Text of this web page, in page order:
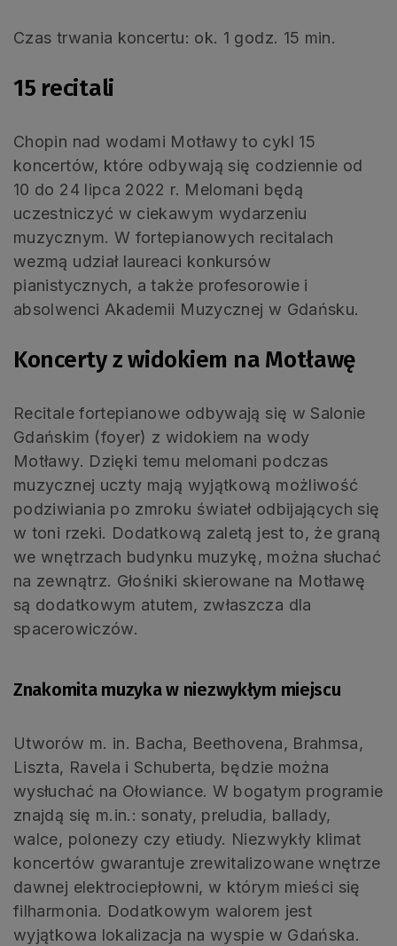
Czas trwania koncertu: ok. 1 godz. 15 min.
15 recitali
Chopin nad wodami Motławy to cykl 15
koncertów, które odbywają się codziennie od
10 do 24 lipca 2022 r. Melomani będą
uczestniczyć w ciekawym wydarzeniu
muzycznym. W fortepianowych recitalach
wezmą udział laureaci konkursów
pianistycznych, a także profesorowie i
absolwenci Akademii Muzycznej w Gdańsku.
Koncerty z widokiem na Motławę
Recitale fortepianowe odbywają się w Salonie
Gdańskim (foyer) z widokiem na wody
Motławy. Dzięki temu melomani podczas
muzycznej uczty mają wyjątkową możliwość
podziwiania po zmroku świateł odbijających się
w toni rzeki. Dodatkową zaletą jest to, że graną
we wnętrzach budynku muzykę, można słuchać
na zewnątrz. Głośniki skierowane na Motławę
są dodatkowym atutem, zwłaszcza dla
spacerowiczów.
Znakomita muzyka w niezwykłym miejscu
Utworów m. in. Bacha, Beethovena, Brahmsa,
Liszta, Ravela i Schuberta, będzie można
wysłuchać na Ołowiance. W bogatym programie
znajdą się m.in.: sonaty, preludia, ballady,
walce, polonezy czy etiudy. Niezwykły klimat
koncertów gwarantuje zrewitalizowane wnętrze
dawnej elektrociepłowni, w którym mieści się
filharmonia. Dodatkowym walorem jest
wyjątkowa lokalizacja na wyspie w Gdańska.